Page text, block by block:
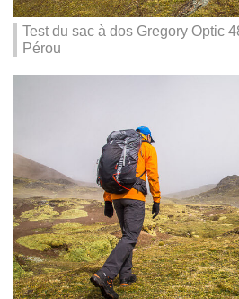
Test du sac à dos Gregory Optic
Pérou